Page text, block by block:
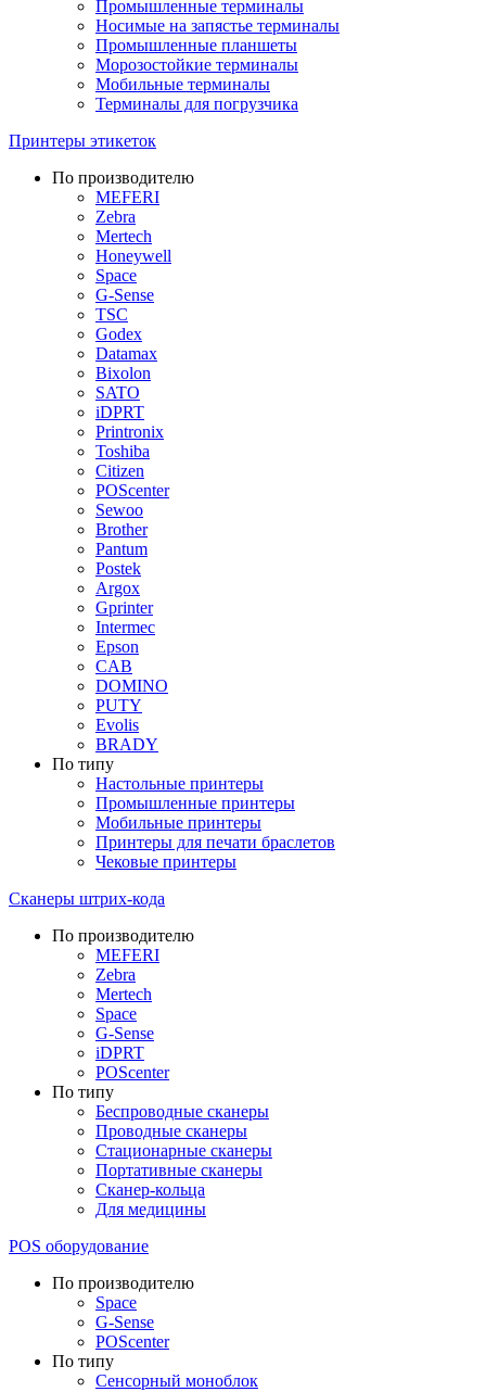
Промышленные терминалы
Носимые на запястье терминалы
Промышленные планшеты
Морозостойкие терминалы
Мобильные терминалы
Терминалы для погрузчика
Принтеры этикеток
По производителю
MEFERI
Zebra
Mertech
Honeywell
Space
G-Sense
TSC
Godex
Datamax
Bixolon
SATO
iDPRT
Printronix
Toshiba
Citizen
POScenter
Sewoo
Brother
Pantum
Postek
Argox
Gprinter
Intermec
Epson
CAB
DOMINO
PUTY
Evolis
BRADY
По типу
Настольные принтеры
Промышленные принтеры
Мобильные принтеры
Принтеры для печати браслетов
Чековые принтеры
Сканеры штрих-кода
По производителю
MEFERI
Zebra
Mertech
Space
G-Sense
iDPRT
POScenter
По типу
Беспроводные сканеры
Проводные сканеры
Стационарные сканеры
Портативные сканеры
Сканер-кольца
Для медицины
POS оборудование
По производителю
Space
G-Sense
POScenter
По типу
Сенсорный моноблок